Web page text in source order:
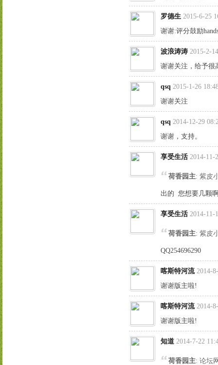
罗德生 2015-6-25
谢谢:评分鼓励
波浪涛涛 2015-2-
谢谢关注，给予很
qsq 2015-1-26
谢谢关注
qsq 2014-12-29
谢谢，支持。
享受生活 2014-11-
荷香园主: 紫皮
出的 您想要几颗
享受生活 2014-11-
荷香园主: 紫皮
QQ254696290
喀斯特河流 2014-
谢谢版主啦!
喀斯特河流 2014-
谢谢版主啦!
知道 2014-7-22
荷香园主: 论坛